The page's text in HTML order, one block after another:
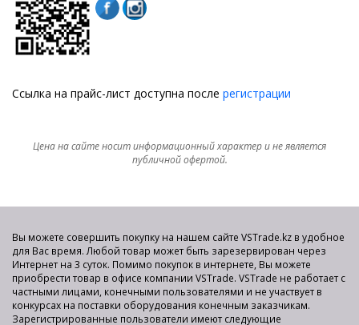
Ссылка на прайс-лист доступна после регистрации
Цена на сайте носит информационный характер и не является
публичной офертой.
Вы можете совершить покупку на нашем сайте VSTrade.kz в удобное
для Вас время. Любой товар может быть зарезервирован через
Интернет на 3 суток. Помимо покупок в интернете, Вы можете
приобрести товар в офисе компании VSTrade. VSTrade не работает с
частными лицами, конечными пользователями и не участвует в
конкурсах на поставки оборудования конечным заказчикам.
Зарегистрированные пользователи имеют следующие